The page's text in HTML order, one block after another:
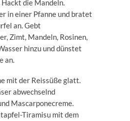
die Mandeln.
in einer Pfanne und bratet
an. Gebt
Zimt, Mandeln, Rosinen,
hinzu und dünstet
an.
mit der Reissüße glatt.
abwechselnd
Mascarponecreme.
Tiramisu mit dem